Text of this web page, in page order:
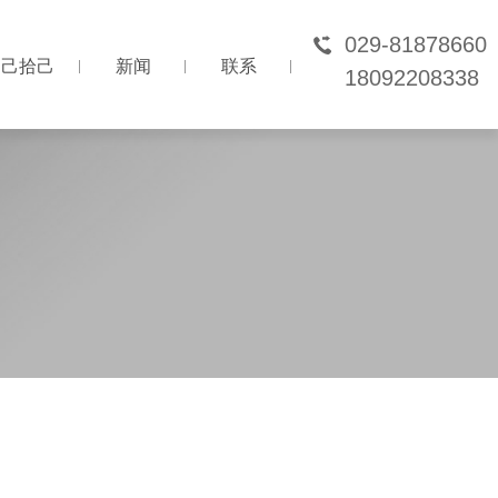
029-81878660
18092208338
己拾己 新闻 联系